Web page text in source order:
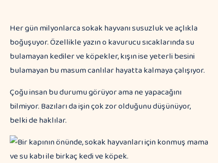
Her gün milyonlarca sokak hayvanı susuzluk ve açlıkla
boğuşuyor. Özellikle yazın o kavurucu sıcaklarında su
bulamayan kediler ve köpekler, kışın ise yeterli besini
bulamayan bu masum canlılar hayatta kalmaya çalışıyor.
Çoğu insan bu durumu görüyor ama ne yapacağını
bilmiyor. Bazıları da işin çok zor olduğunu düşünüyor,
belki de haklılar.